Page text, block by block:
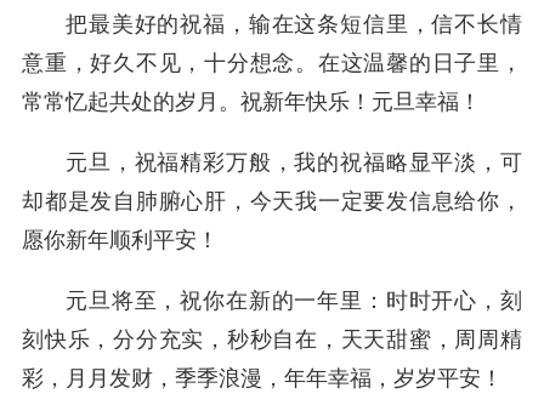
把最美好的祝福，输在这条短信里，信不长情
意重，好久不见，十分想念。在这温馨的日子里，
常常忆起共处的岁月。祝新年快乐！元旦幸福！
元旦，祝福精彩万般，我的祝福略显平淡，可
却都是发自肺腑心肝，今天我一定要发信息给你，
愿你新年顺利平安！
元旦将至，祝你在新的一年里：时时开心，刻
刻快乐，分分充实，秒秒自在，天天甜蜜，周周精
彩，月月发财，季季浪漫，年年幸福，岁岁平安！